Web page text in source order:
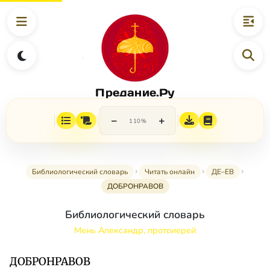
Предание.Ру
− 110% +
Библиологический словарь Читать онлайн
ДЕ–ЕВ
ДОБРОНРАВОВ
Библиологический словарь
Мень Александр, протоиерей
ДОБРОНРАВОВ